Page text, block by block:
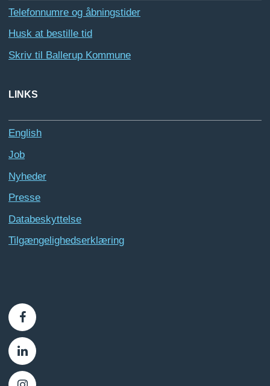
Telefonnumre og åbningstider
Husk at bestille tid
Skriv til Ballerup Kommune
LINKS
English
Job
Nyheder
Presse
Databeskyttelse
Tilgængelighedserklæring